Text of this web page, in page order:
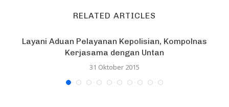
RELATED ARTICLES
Layani Aduan Pelayanan Kepolisian, Kompolnas
Kerjasama dengan Untan
31 Oktober 2015